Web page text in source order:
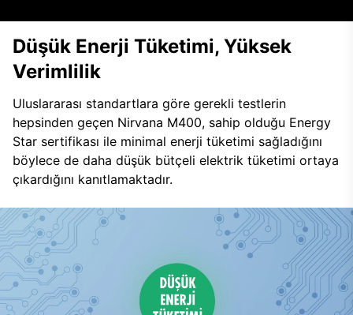
Düşük Enerji Tüketimi, Yüksek
Verimlilik
Uluslararası standartlara göre gerekli testlerin
hepsinden geçen Nirvana M400, sahip olduğu Energy
Star sertifikası ile minimal enerji tüketimi sağladığını
böylece de daha düşük bütçeli elektrik tüketimi ortaya
çıkardığını kanıtlamaktadır.